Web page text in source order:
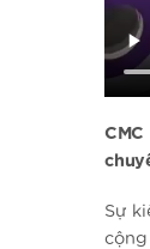
Sự
cộng